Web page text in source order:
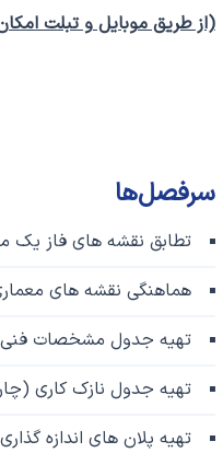
(از طریق موبایل و تبلت
سرفصل‌ها
تطابق نقشه های فاز یک
هماهنگی نقشه های
تهیه جدول مشخصات فنی
تهیه جدول نازک کاری
تهیه پلان های اندازه